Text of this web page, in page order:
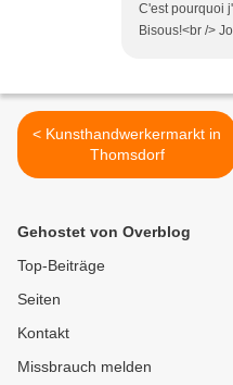
C'est pourquoi
Bisous!<br />
< Kunsthandwerkermarkt in
Thomsdorf
Gehostet von Overblog
Top-Beiträge
Seiten
Kontakt
Missbrauch melden